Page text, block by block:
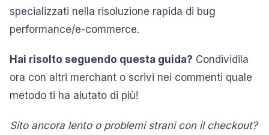
specializzati nella risoluzione rapida di bug
performance/e-commerce.
Hai risolto seguendo questa guida? Condividila
ora con altri merchant o scrivi nei commenti quale
metodo ti ha aiutato di più!
Sito ancora lento o problemi strani con il checkout?